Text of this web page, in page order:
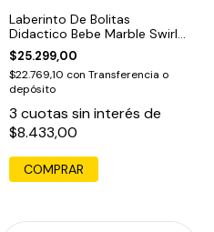
Laberinto De Bolitas
Didactico Bebe Marble Swirly
Run Multicolor
$25.299,00
$22.769,10 con Transferencia o
depósito
3 cuotas sin interés de
$8.433,00